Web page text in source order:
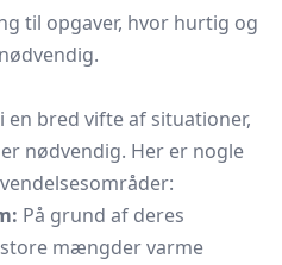
til opgaver, hvor hurtig og
en bred vifte af situationer,
nødvendig. Her er nogle
På grund af deres
mængder varme